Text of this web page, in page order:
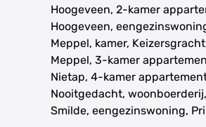
Hoogeveen, 2-kamer
Hoogeveen,
Meppel, kamer,
Meppel, 3-kamer
Nietap, 4-kamer
Nooitgedacht,
Smilde, eengezinswoning,